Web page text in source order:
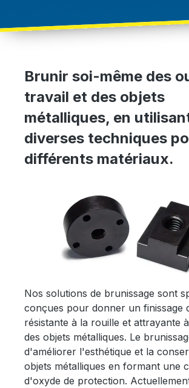
Brunir soi-même des
travail et des objets
métalliques, en
diverses techniques
différents matériaux.
Nos solutions de brunissage sont
conçues pour donner un finissage
résistante à la rouille et attrayante
des objets métalliques. Le
d'améliorer l'esthétique et la
objets métalliques en formant une
d'oxyde de protection.